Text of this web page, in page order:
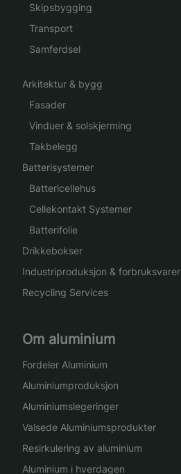
Skipsbygging
Transport
Samferdsel
Arkitektur & bygg
Fasader
Vinduer & solskjerming
Takbelegg
Batterisystemer
Battericellehus
Cellekontakt Systemer
Batterifolie
Drikkebokser
Industriproduksjon & forbruksvarer
Recycling Services
Om aluminium
Fordeler Aluminium
Aluminiumproduksjon
Aluminiumslegeringer
Valsede Aluminiumsprodukter
Resirkulering av aluminium
Aluminium i hverdagen